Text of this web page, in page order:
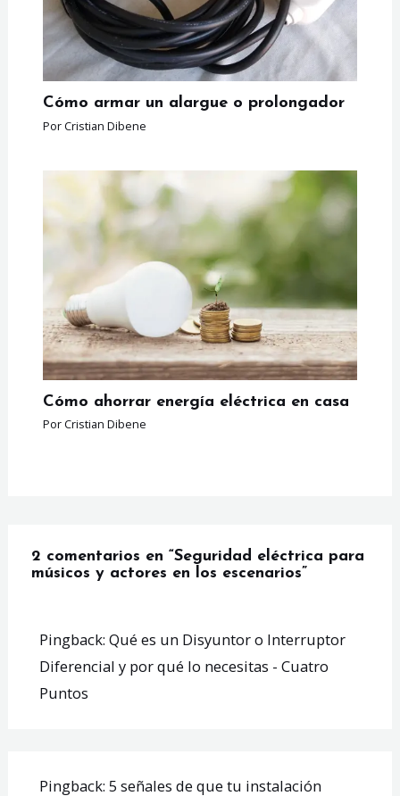
Cómo armar un alargue o prolongador
PorCristian Dibene
Cómo ahorrar energía eléctrica en casa
PorCristian Dibene
2 comentarios en “Seguridad eléctrica para
músicos y actores en los escenarios”
Pingback: Qué es un Disyuntor o Interruptor
Diferencial y por qué lo necesitas - Cuatro
Puntos
Pingback: 5 señales de que tu instalación